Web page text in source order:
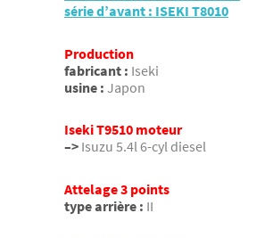
série d’avant : ISEKI T8010
Production
fabricant : Iseki
usine : Japon
Iseki T9510 moteur
–> Isuzu 5.4l 6-cyl diesel
Attelage 3 points
type arrière : II